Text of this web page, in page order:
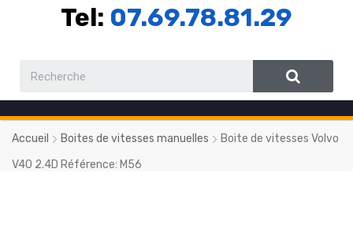
Tel: 07.69.78.81.29
Accueil Boites de vitesses manuelles
Boite de vitesses Volvo
V40 2.4D Référence: M56